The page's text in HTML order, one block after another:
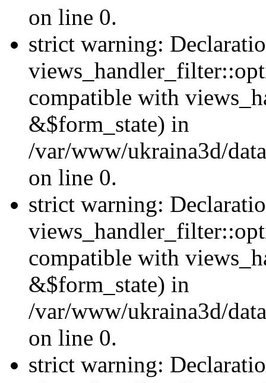
on line 0.
strict warning:
compatible with
&$form_state) in
/var/www/ukraina3d/
on line 0.
strict warning:
compatible with
&$form_state) in
/var/www/ukraina3d/
on line 0.
strict warning: